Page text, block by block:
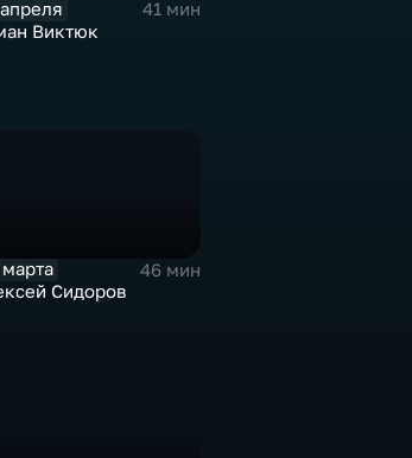
41 мин
Виктюк
46 мин
Сидоров